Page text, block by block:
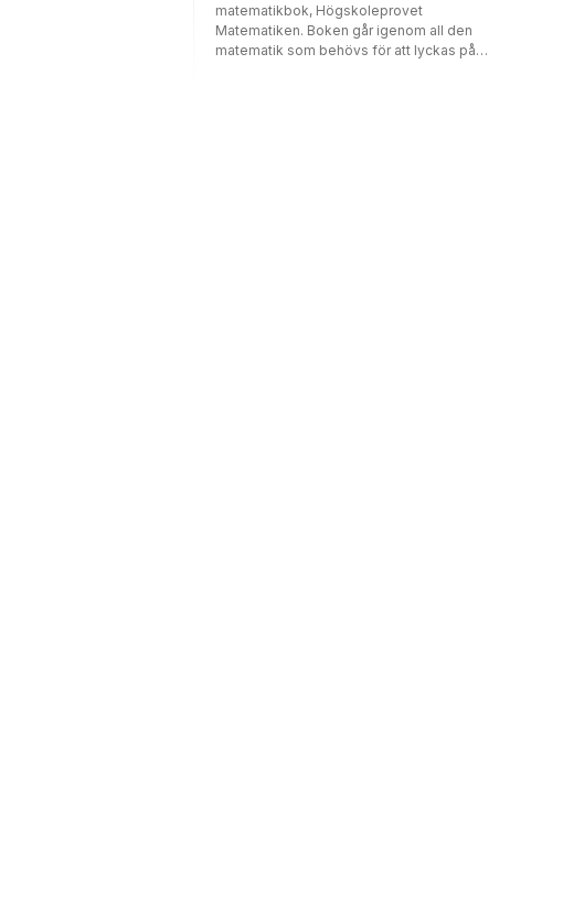
matematikbok, Högskoleprovet
Matematiken. Boken går igenom all den
matematik som behövs för att lyckas på